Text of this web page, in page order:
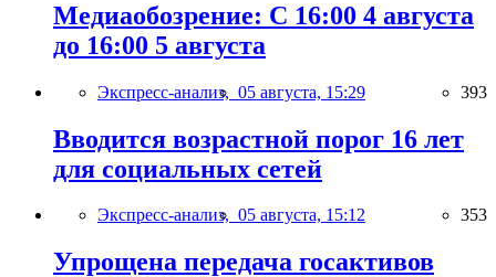
Медиаобозрение: С 16:00 4 августа
до 16:00 5 августа
Экспресс-анализ, 05 августа, 15:29 393
Вводится возрастной порог 16 лет
для социальных сетей
Экспресс-анализ, 05 августа, 15:12 353
Упрощена передача госактивов